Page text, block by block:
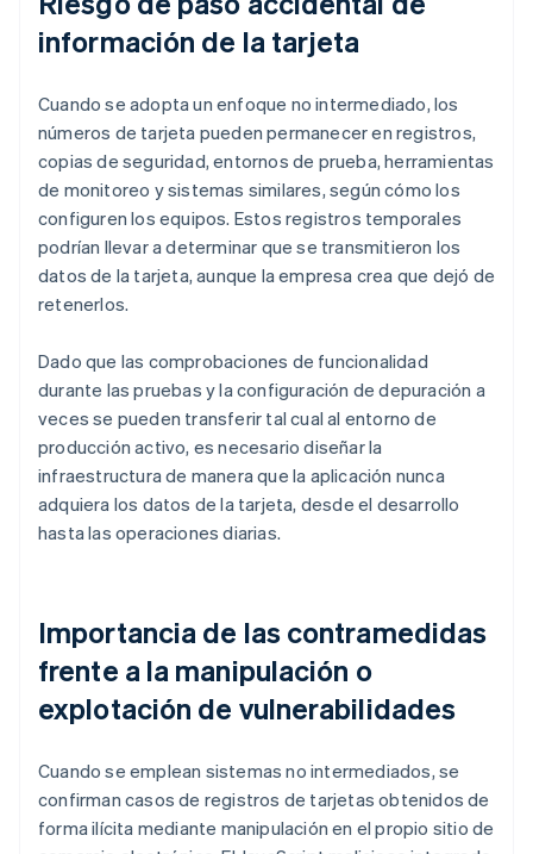
información de la tarjeta
Cuando se adopta un enfoque no intermediado, los
números de tarjeta pueden permanecer en registros,
copias de seguridad, entornos de prueba, herramientas
de monitoreo y sistemas similares, según cómo los
configuren los equipos. Estos registros temporales
podrían llevar a determinar que se transmitieron los
datos de la tarjeta, aunque la empresa crea que dejó de
retenerlos.
Dado que las comprobaciones de funcionalidad
durante las pruebas y la configuración de depuración a
veces se pueden transferir tal cual al entorno de
producción activo, es necesario diseñar la
infraestructura de manera que la aplicación nunca
adquiera los datos de la tarjeta, desde el desarrollo
hasta las operaciones diarias.
Importancia de las contramedidas
frente a la manipulación o
explotación de vulnerabilidades
Cuando se emplean sistemas no intermediados, se
confirman casos de registros de tarjetas obtenidos de
forma ilícita mediante manipulación en el propio sitio de